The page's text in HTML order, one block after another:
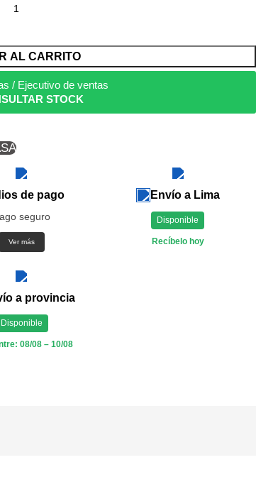
AL CARRITO
/ Ejecutivo de ventas
STOCK
de pago
seguro
Ver más
Envío a Lima
Disponible
Recíbelo hoy
a provincia
Disponible
08/08 – 10/08